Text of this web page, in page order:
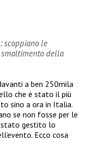
scoppiano le
della
a ben 250mila
che è stato il più
sino a ora in Italia.
se non fosse per le
stato gestito lo
Ecco cosa